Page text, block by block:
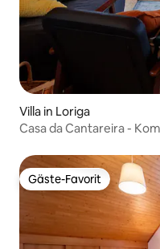
Villa in Loriga
Casa da Cantareira -
Gäste-Favorit
Gäste-Favorit